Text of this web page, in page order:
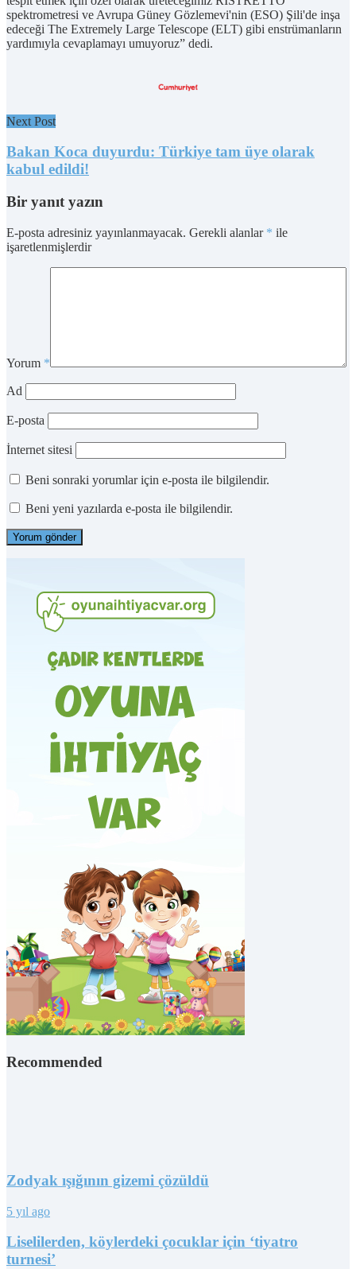
spektrometresi ve Avrupa Güney Gözlemevi'nin (ESO) Şili'de inşa
edeceği The Extremely Large Telescope (ELT) gibi enstrümanların
yardımıyla cevaplamayı umuyoruz” dedi.
Next Post
Bakan Koca duyurdu: Türkiye tam üye olarak
kabul edildi!
Bir yanıt yazın
E-posta adresiniz yayınlanmayacak. Gerekli alanlar * ile
işaretlenmişlerdir
Yorum *
Ad
E-posta
İnternet sitesi
Beni sonraki yorumlar için e-posta ile bilgilendir.
Beni yeni yazılarda e-posta ile bilgilendir.
Recommended
Zodyak ışığının gizemi çözüldü
5 yıl ago
Liselilerden, köylerdeki çocuklar için ‘tiyatro
turnesi’